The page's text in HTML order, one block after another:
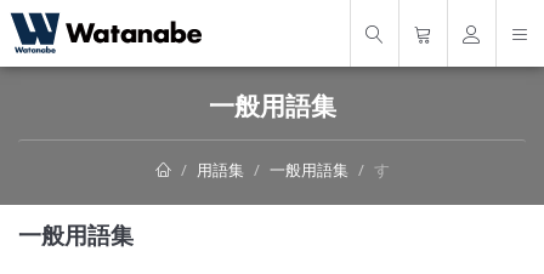
一般用語集
用語集 一般用語集 す
一般用語集